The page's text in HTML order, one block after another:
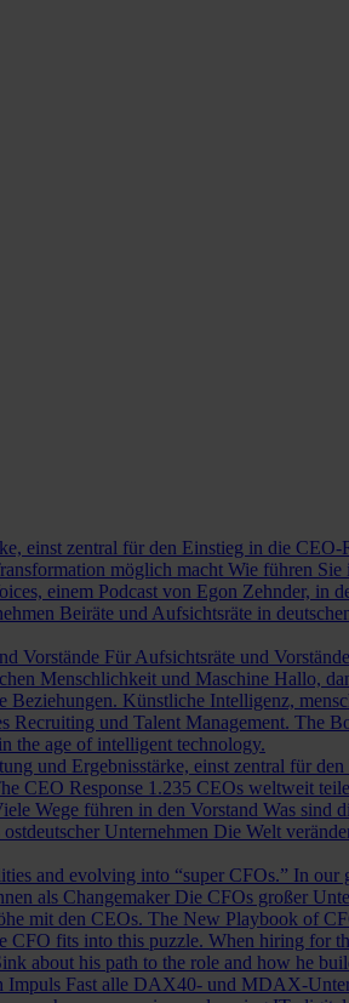
einst zentral für den Einstieg in die
möglich macht Wie führen Sie
einem Podcast von Egon Zehnder, in
Beiräte und Aufsichtsräte in
Vorstände Für Aufsichtsräte und
Menschlichkeit und Maschine Hallo,
Beziehungen. Künstliche Intelligenz,
Recruiting und Talent Management. The
the age of intelligent technology.
und Ergebnisstärke, einst zentral für
CEO Response 1.235 CEOs weltweit
Wege führen in den Vorstand Was sind
Unternehmen Die Welt
and evolving into “super CFOs.” In
als Changemaker Die CFOs großer
mit den CEOs. The New Playbook of
fits into this puzzle. When hiring for
about his path to the role and how he
Impuls Fast alle DAX40- und MDAX-